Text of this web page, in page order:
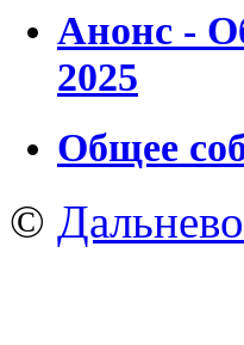
Анонс -
2025
Общее
©